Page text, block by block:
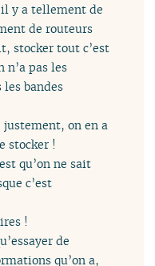
y a tellement de
de routeurs
stocker tout c’est
n’a pas les
les bandes
on en a
stocker !
qu’on ne sait
c’est
!
de
qu’on a,